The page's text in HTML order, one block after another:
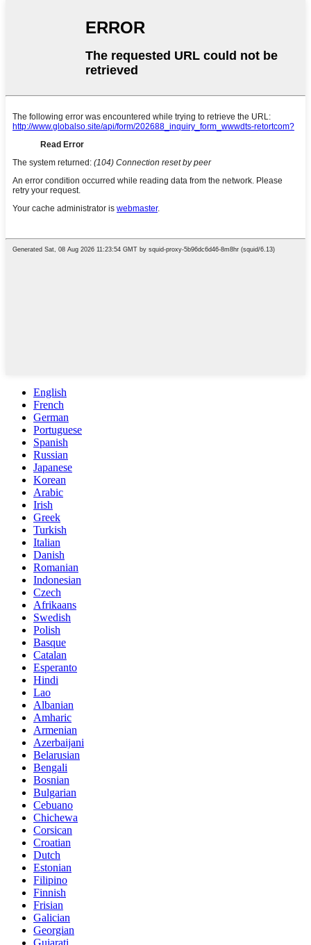
English
French
German
Portuguese
Spanish
Russian
Japanese
Korean
Arabic
Irish
Greek
Turkish
Italian
Danish
Romanian
Indonesian
Czech
Afrikaans
Swedish
Polish
Basque
Catalan
Esperanto
Hindi
Lao
Albanian
Amharic
Armenian
Azerbaijani
Belarusian
Bengali
Bosnian
Bulgarian
Cebuano
Chichewa
Corsican
Croatian
Dutch
Estonian
Filipino
Finnish
Frisian
Galician
Georgian
Gujarati